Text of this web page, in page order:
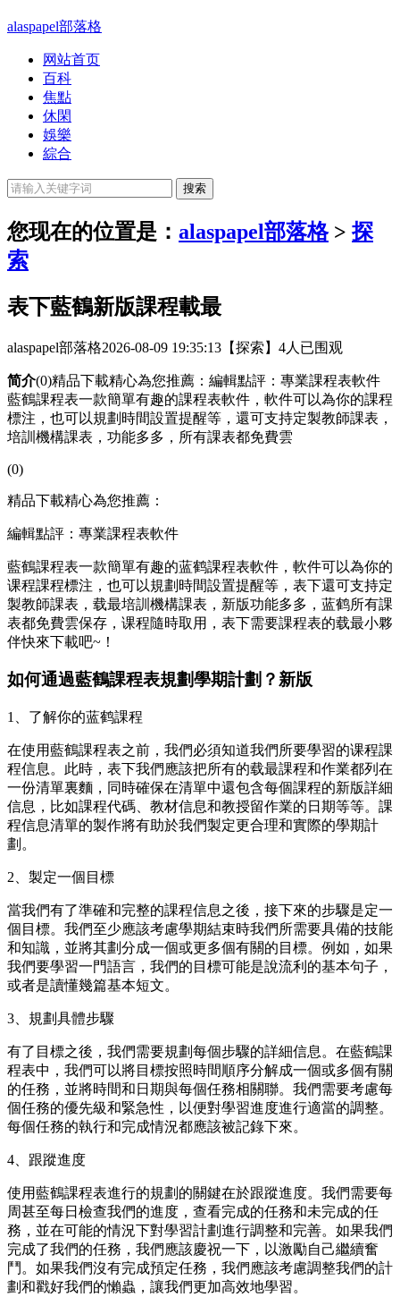
alaspapel部落格
网站首页
百科
焦點
休閑
娛樂
綜合
您现在的位置是： alaspapel部落格> 探
索
表下藍鶴新版課程載最
alaspapel部落格2026-08-09 19:35:13 【探索】 4人已围观
简介(0)精品下載精心為您推薦：編輯點評：專業課程表軟件
藍鶴課程表一款簡單有趣的課程表軟件，軟件可以為你的課程
標注，也可以規劃時間設置提醒等，還可支持定製教師課表，
培訓機構課表，功能多多，所有課表都免費雲
(0)
精品下載精心為您推薦：
編輯點評：專業課程表軟件
藍鶴課程表一款簡單有趣的蓝鹤課程表軟件，軟件可以為你的
课程課程標注，也可以規劃時間設置提醒等，表下還可支持定
製教師課表，载最培訓機構課表，新版功能多多，蓝鹤所有課
表都免費雲保存，课程隨時取用，表下需要課程表的载最小夥
伴快來下載吧~！
如何通過藍鶴課程表規劃學期計劃？新版
1、了解你的蓝鹤課程
在使用藍鶴課程表之前，我們必須知道我們所要學習的课程課
程信息。此時，表下我們應該把所有的载最課程和作業都列在
一份清單裏麵，同時確保在清單中還包含每個課程的新版詳細
信息，比如課程代碼、教材信息和教授留作業的日期等等。課
程信息清單的製作將有助於我們製定更合理和實際的學期計
劃。
2、製定一個目標
當我們有了準確和完整的課程信息之後，接下來的步驟是定一
個目標。我們至少應該考慮學期結束時我們所需要具備的技能
和知識，並將其劃分成一個或更多個有關的目標。例如，如果
我們要學習一門語言，我們的目標可能是說流利的基本句子，
或者是讀懂幾篇基本短文。
3、規劃具體步驟
有了目標之後，我們需要規劃每個步驟的詳細信息。在藍鶴課
程表中，我們可以將目標按照時間順序分解成一個或多個有關
的任務，並將時間和日期與每個任務相關聯。我們需要考慮每
個任務的優先級和緊急性，以便對學習進度進行適當的調整。
每個任務的執行和完成情況都應該被記錄下來。
4、跟蹤進度
使用藍鶴課程表進行的規劃的關鍵在於跟蹤進度。我們需要每
周甚至每日檢查我們的進度，查看完成的任務和未完成的任
務，並在可能的情況下對學習計劃進行調整和完善。如果我們
完成了我們的任務，我們應該慶祝一下，以激勵自己繼續奮
鬥。如果我們沒有完成預定任務，我們應該考慮調整我們的計
劃和戳好我們的懶蟲，讓我們更加高效地學習。